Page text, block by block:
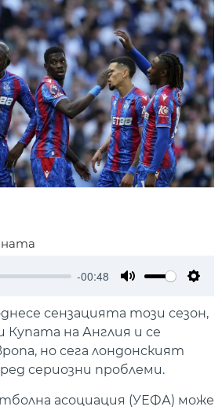
-00:48
сензацията този сезон,
Купата на Англия и се
но сега лондонският
сериозни проблеми.
асоциация (УЕФА) може